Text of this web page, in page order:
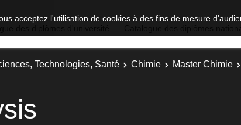
acceptez l'utilisation de cookies à des fins de mesure
Technologies, Santé Chimie Master Chimie